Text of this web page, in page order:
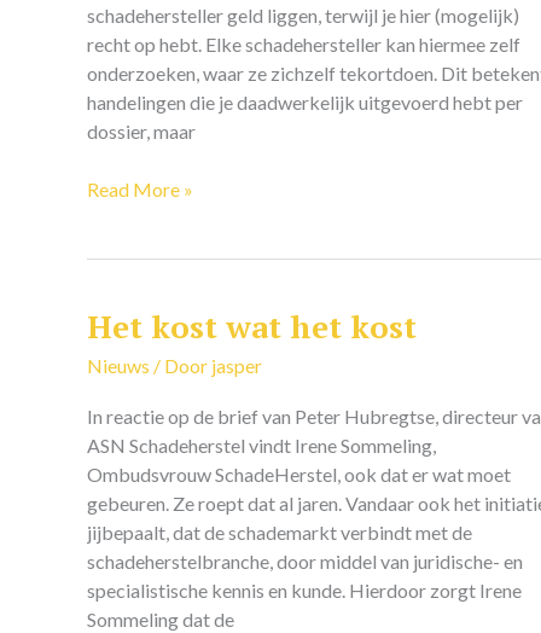
schadehersteller geld liggen, terwijl je hier (mogelijk)
recht op hebt. Elke schadehersteller kan hiermee zelf
onderzoeken, waar ze zichzelf tekortdoen. Dit
handelingen die je daadwerkelijk uitgevoerd hebt per
dossier, maar
Read More »
Het kost wat het kost
Nieuws / Door jasper
In reactie op de brief van Peter Hubregtse, directeur
ASN Schadeherstel vindt Irene Sommeling,
Ombudsvrouw SchadeHerstel, ook dat er wat moet
gebeuren. Ze roept dat al jaren. Vandaar ook het
jijbepaalt, dat de schademarkt verbindt met de
schadeherstelbranche, door middel van juridische- en
specialistische kennis en kunde. Hierdoor zorgt Irene
Sommeling dat de
Het
wat
het
kost